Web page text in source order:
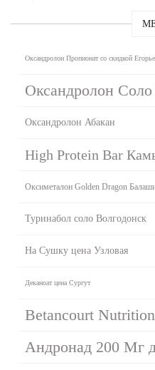
Оксандролон Пропионат со скидкой
Оксандролон
Оксандролон Абакан
High Protein Bar
Оксиметалон Golden Dragon
Туринабол соло Волгодонск
На Сушку цена Узловая
Деканоат цена Сургут
Betancourt
Андронад 200 Мг